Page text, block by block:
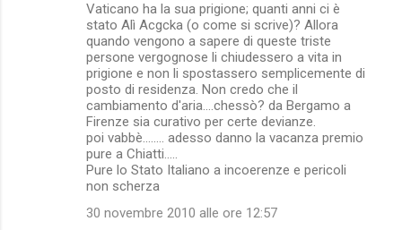
Vaticano ha la sua prigione; quanti anni ci è
stato Alì Acgcka (o come si scrive)? Allora
quando vengono a sapere di queste triste
persone vergognose li chiudessero a vita in
prigione e non li spostassero semplicemente di
posto di residenza. Non credo che il
cambiamento d'aria....chessò? da Bergamo a
Firenze sia curativo per certe devianze.
poi vabbè........ adesso danno la vacanza premio
pure a Chiatti.....
Pure lo Stato Italiano a incoerenze e pericoli
non scherza
30 novembre 2010 alle ore 12:57